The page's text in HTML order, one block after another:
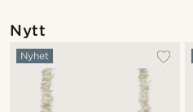
Nytt
Nyhet